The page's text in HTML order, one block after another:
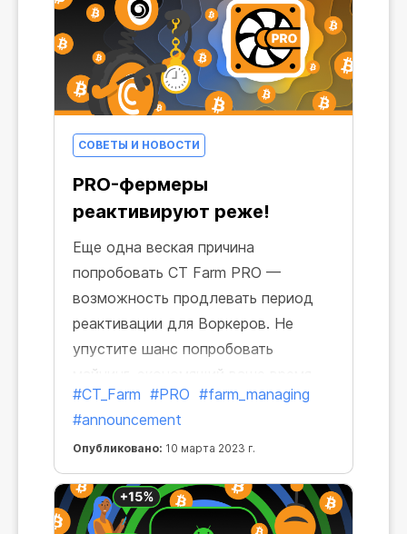
СОВЕТЫ И НОВОСТИ
PRO-фермеры
реактивируют реже!
Еще одна веская причина
попробовать CT Farm PRO —
возможность продлевать период
реактивации для Воркеров. Не
упустите шанс попробовать
майнинг, экономящий ваше время,
абсолютно бесплатно.
#CT_Farm #PRO #farm_managing
#announcement
Опубликовано: 10 марта 2023 г.